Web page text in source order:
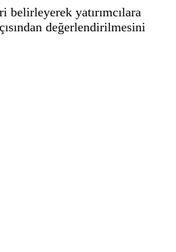
yatırımcılara
değerlendirilmesini